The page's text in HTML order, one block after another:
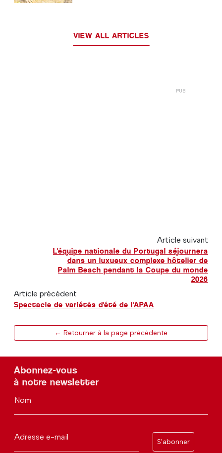
VIEW ALL ARTICLES
Article suivant
L'équipe nationale du Portugal séjournera
dans un luxueux complexe hôtelier de
Palm Beach pendant la Coupe du monde
2026
Article précédent
Spectacle de variétés d'été de l'APAA
← Retourner à la page précédente
Abonnez-vous
à notre newsletter
Nom
Adresse e-mail
S'abonner